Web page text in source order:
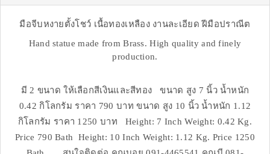
มือจีบหงายตั้งโชว์ เนื้อทองเหลือง งานละเอียด ฝีมือปราณีต
Hand statue made from Brass. High quality and finely
production.
มี 2 ขนาด ให้เลือกสีเงินและสีทอง ขนาด สูง 7 นิ้ว น้ำหนัก
0.42 กิโลกรัม ราคา 790 บาท ขนาด สูง 10 นิ้ว น้ำหนัก 1.12
กิโลกรัม ราคา 1250 บาท Height: 7 Inch Weight: 0.42 Kg.
Price 790 Bath Height: 10 Inch Weight: 1.12 Kg. Price 1250